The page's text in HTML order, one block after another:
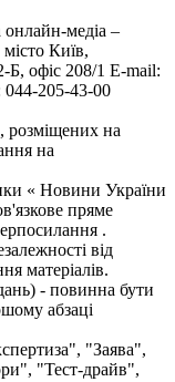
онлайн-медіа –
Київ,
офіс 208/1 E-mail:
044-205-43-00
розміщених на
на
« Новини України
пряме
.
від
матеріалів.
- повинна бути
абзаці
"Заява",
"Тест-драйв",